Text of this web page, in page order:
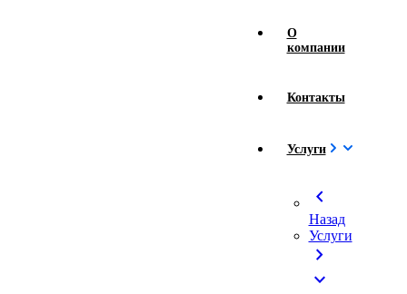
О
компании
Контакты
Услуги
chevron_left
Назад
Услуги
chevron_right
expand_more